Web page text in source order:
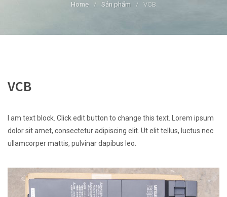
Home / Sản phẩm / VCB
VCB
I am text block. Click edit button to change this text. Lorem ipsum
dolor sit amet, consectetur adipiscing elit. Ut elit tellus, luctus nec
ullamcorper mattis, pulvinar dapibus leo.